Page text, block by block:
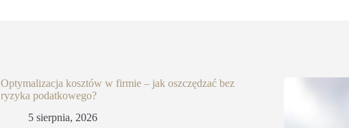
Optymalizacja kosztów w firmie – jak oszczędzać bez
ryzyka podatkowego?
5 sierpnia, 2026